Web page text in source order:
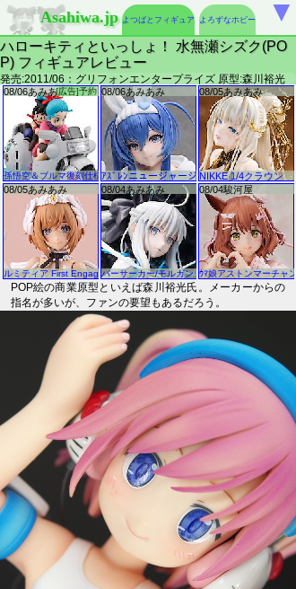
Asahiwa.jp よつばとフィギュア よろずなホビー
ハローキティといっしょ！ 水無瀬シズク(PO
P) フィギュアレビュー
発売:2011/06：グリフォンエンタープライズ 原型:森川裕光
POP絵の商業原型といえば森川裕光氏。メーカーからの
指名が多いが、ファンの要望もあるだろう。
▼